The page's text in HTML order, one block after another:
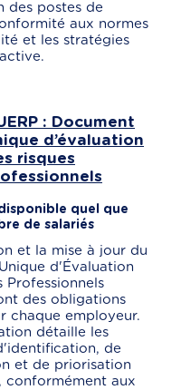
des postes de
aux normes
et les stratégies
: Document
d’évaluation
risques
quel que
de salariés
et la mise à jour du
d'Évaluation
Professionnels
des obligations
chaque employeur.
détaille les
de
et de priorisation
conformément aux